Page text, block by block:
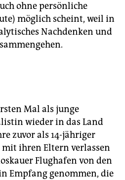
ohne persönliche
möglich scheint, weil in
Nachdenken und
Mal als junge
wieder in das Land
zuvor als 14-jähriger
mit ihren Eltern verlassen
Flughafen von den
Empfang genommen, die